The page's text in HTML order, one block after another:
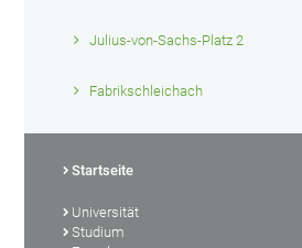
Julius-von-Sachs-Platz 2
Fabrikschleichach
Startseite
Universität
Studium